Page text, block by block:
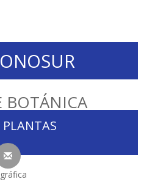
BOTÁNICA